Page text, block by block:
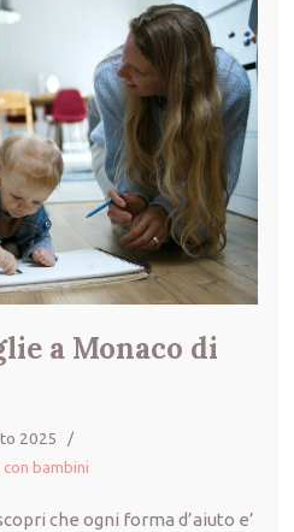
a Monaco di
2025
bambini
che ogni forma d’aiuto e’